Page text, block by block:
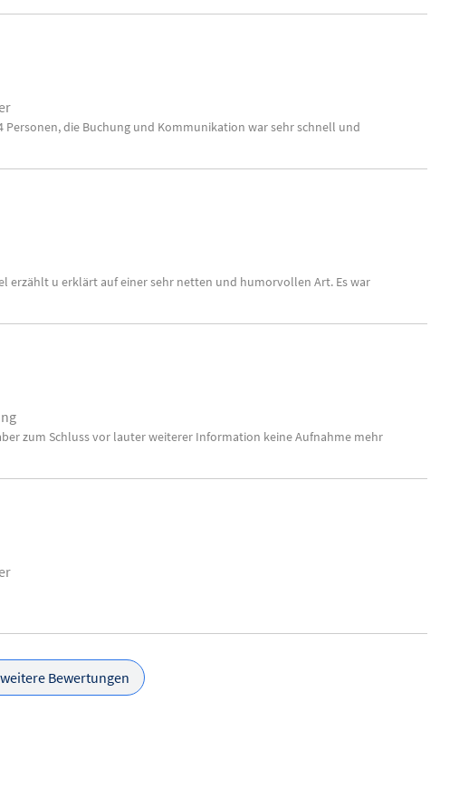
die Buchung und Kommunikation war sehr schnell und
erzählt u erklärt auf einer sehr netten und humorvollen Art. Es war
zum Schluss vor lauter weiterer Information keine Aufnahme mehr
weitere Bewertungen